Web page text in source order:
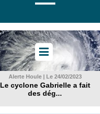
Alerte Houle | Le 24/02/2023
Le cyclone Gabrielle a fait
des dég...